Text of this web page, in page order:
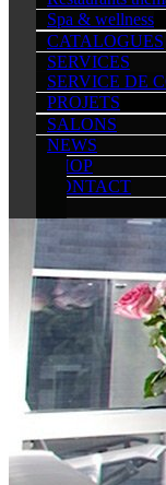
Spa & wellness
CATALOGUES
SERVICES
SERVICE DE
PROJETS
SALONS
NEWS
SHOP
CONTACT